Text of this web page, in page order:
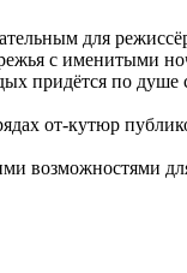
для
с именитыми
придётся по
от-кутюр
возможностями